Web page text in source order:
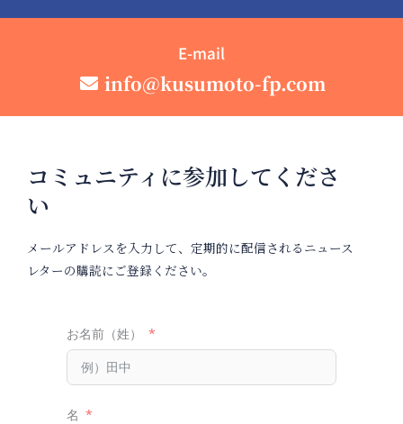
E-mail
info@kusumoto-fp.com
コミュニティに参加してくださ
い
メールアドレスを入力して、定期的に配信されるニュース
レターの購読にご登録ください。
お名前（姓）
名